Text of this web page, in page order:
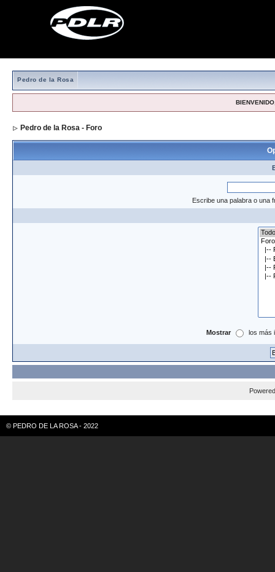
Pedro de la Rosa
Pedro de la Rosa - Foro
Escribe una palabra o una
Mostrar los más
© PEDRO DE LA ROSA - 2022